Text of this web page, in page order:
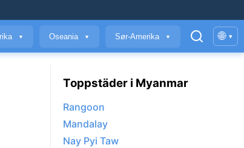
▼ Oseania ▼ Sør-Amerika ▼ 🌐 ▾
Toppstäder i Myanmar
Rangoon
Mandalay
Nay Pyi Taw